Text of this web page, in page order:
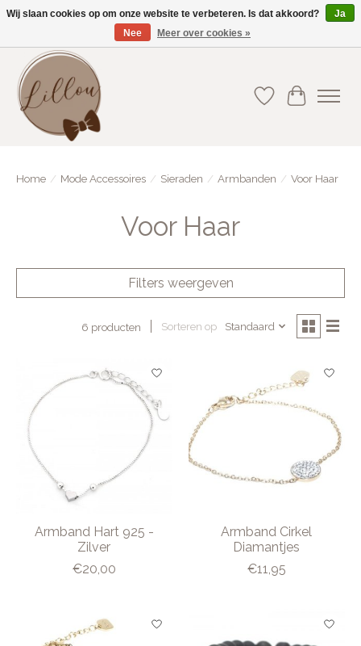
Gratis verzending vanaf €75(BE) en €100(NL)
Verlanglijst
Home / Mode Accessoires / Sieraden / Armbanden / Voor Haar
Voor Haar
Filters weergeven
6 producten Sorteren op Standaard
Armband Hart 925 -
Zilver
€20,00
Armband Cirkel
Diamantjes
€11,95
Wij slaan cookies op om onze website te verbeteren. Is dat akkoord?
Ja
Nee
Meer over cookies »